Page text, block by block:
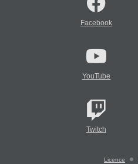
Facebook
YouTube
Twitch
Licence